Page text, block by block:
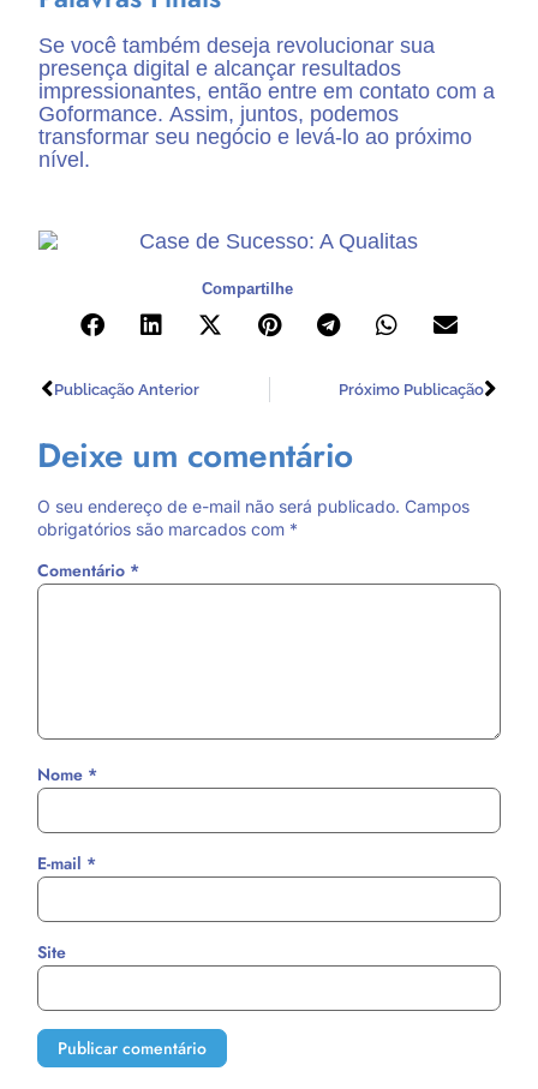
Compartilhe
Se você também deseja revolucionar sua
presença digital e alcançar resultados
impressionantes, então entre em contato com a
Goformance. Assim, juntos, podemos
transformar seu negócio e levá-lo ao próximo
nível.
Publicação Anterior Próximo Publicação
Deixe um comentário
O seu endereço de e-mail não será publicado. Campos
obrigatórios são marcados com *
Comentário *
Nome *
E-mail *
Site